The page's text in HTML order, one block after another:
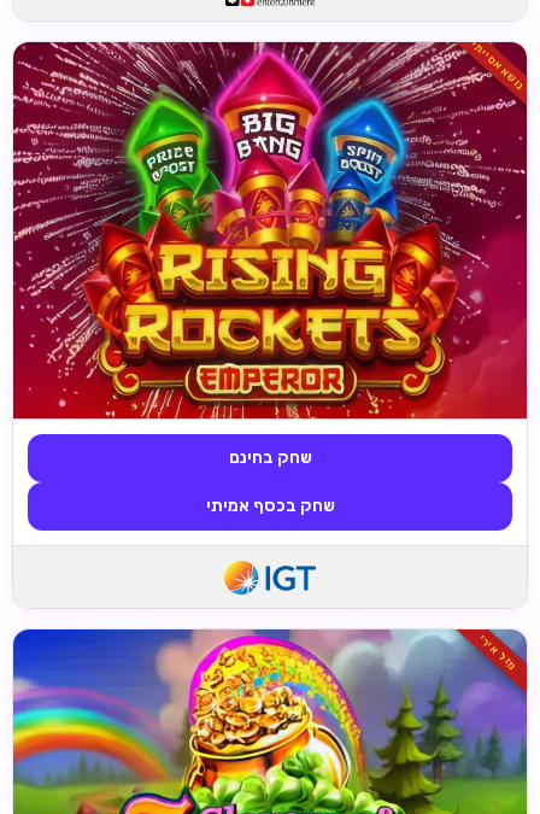
נושא אסייתי
שחק בחינם
שחק בכסף אמיתי
מזל אירי